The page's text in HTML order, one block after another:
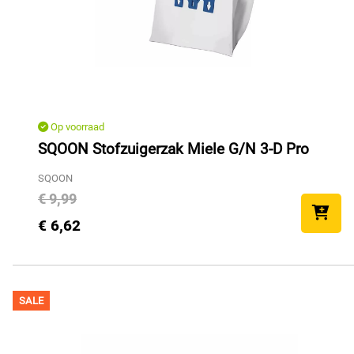
Op voorraad
SQOON Stofzuigerzak Miele G/N 3-D Pro
SQOON
€ 9,99
€ 6,62
SALE